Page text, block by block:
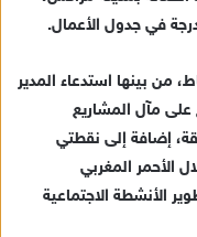
في جدول الأعمال.
من بينها استدعاء المدير
مآل المشاريع
إضافة إلى نقطتي
الأحمر المغربي
الأنشطة الاجتماعية